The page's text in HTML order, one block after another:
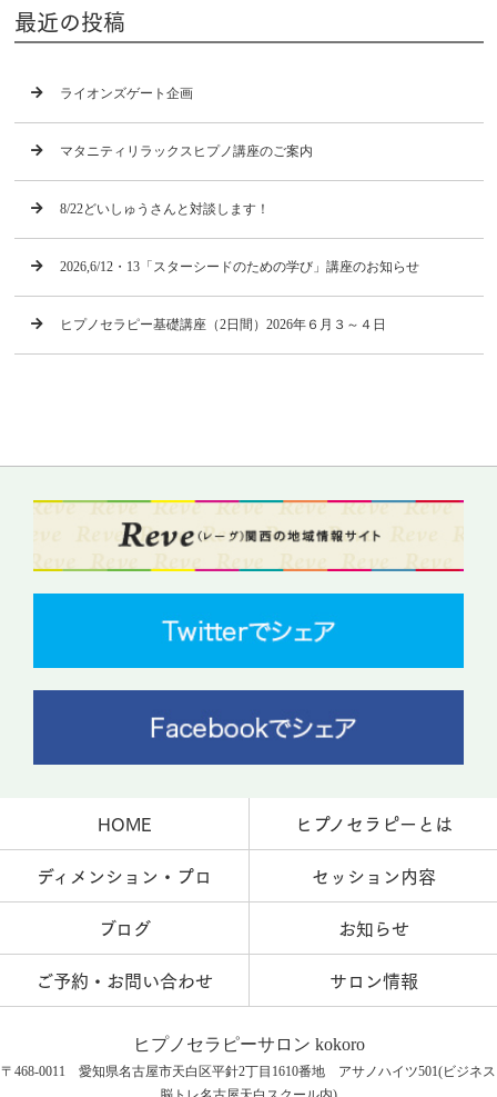
最近の投稿
ライオンズゲート企画
マタニティリラックスヒプノ講座のご案内
8/22どいしゅうさんと対談します！
2026,6/12・13「スターシードのための学び」講座のお知らせ
ヒプノセラピー基礎講座（2日間）2026年６月３～４日
HOME
ヒプノセラピーとは
ディメンション・プロ
セッション内容
ブログ
お知らせ
ご予約・お問い合わせ
サロン情報
ヒプノセラピーサロン kokoro
〒468-0011 愛知県名古屋市天白区平針2丁目1610番地 アサノハイツ501(ビジネス